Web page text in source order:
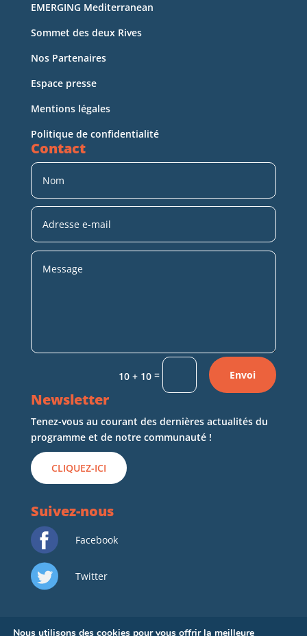
EMERGING Mediterranean
Sommet des deux Rives
Nos Partenaires
Espace presse
Mentions légales
Politique de confidentialité
Contact
10 + 10 = Envoi
Newsletter
Tenez-vous au courant des dernières actualités du
programme et de notre communauté !
CLIQUEZ-ICI
Suivez-nous
Facebook
Twitter
Nous utilisons des cookies pour vous offrir la meilleure